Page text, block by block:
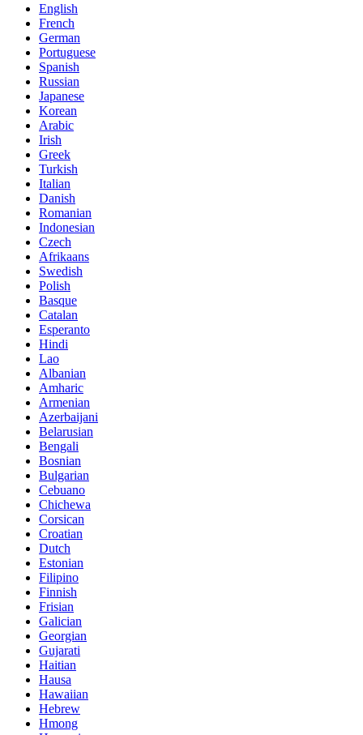
English
French
German
Portuguese
Spanish
Russian
Japanese
Korean
Arabic
Irish
Greek
Turkish
Italian
Danish
Romanian
Indonesian
Czech
Afrikaans
Swedish
Polish
Basque
Catalan
Esperanto
Hindi
Lao
Albanian
Amharic
Armenian
Azerbaijani
Belarusian
Bengali
Bosnian
Bulgarian
Cebuano
Chichewa
Corsican
Croatian
Dutch
Estonian
Filipino
Finnish
Frisian
Galician
Georgian
Gujarati
Haitian
Hausa
Hawaiian
Hebrew
Hmong